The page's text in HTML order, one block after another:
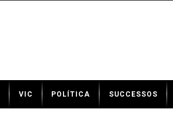
t
VIC POLÍTICA SUCCESSOS